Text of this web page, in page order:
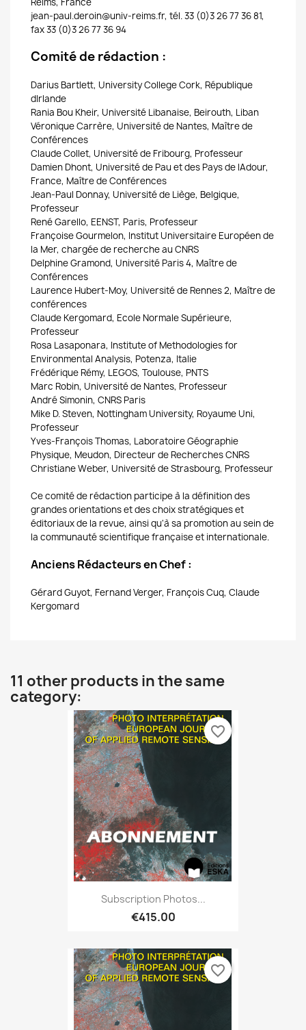
jean-paul.deroin@univ-reims.fr, tél. 33 (0)3 26 77 36 81,
fax 33 (0)3 26 77 36 94
Comité de rédaction :
Darius Bartlett, University College Cork, République
dIrlande
Rania Bou Kheir, Université Libanaise, Beirouth, Liban
Véronique Carrère, Université de Nantes, Maître de
Conférences
Claude Collet, Université de Fribourg, Professeur
Damien Dhont, Université de Pau et des Pays de lAdour,
France, Maître de Conférences
Jean-Paul Donnay, Université de Liège, Belgique,
Professeur
René Garello, EENST, Paris, Professeur
Françoise Gourmelon, Institut Universitaire Européen de
la Mer, chargée de recherche au CNRS
Delphine Gramond, Université Paris 4, Maître de
Conférences
Laurence Hubert-Moy, Université de Rennes 2, Maître de
conférences
Claude Kergomard, Ecole Normale Supérieure,
Professeur
Rosa Lasaponara, Institute of Methodologies for
Environmental Analysis, Potenza, Italie
Frédérique Rémy, LEGOS, Toulouse, PNTS
Marc Robin, Université de Nantes, Professeur
André Simonin, CNRS Paris
Mike D. Steven, Nottingham University, Royaume Uni,
Professeur
Yves-François Thomas, Laboratoire Géographie
Physique, Meudon, Directeur de Recherches CNRS
Christiane Weber, Université de Strasbourg, Professeur
Ce comité de rédaction participe à la définition des
grandes orientations et des choix stratégiques et
éditoriaux de la revue, ainsi qu'à sa promotion au sein de
la communauté scientifique française et internationale.
Anciens Rédacteurs en Chef :
Gérard Guyot, Fernand Verger, François Cuq, Claude
Kergomard
11 other products in the same
category:
Subscription Photos...
€415.00
favorite_border
favorite_border